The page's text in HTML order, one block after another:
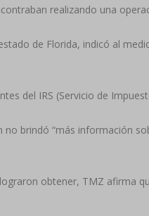
realizando una
de Florida, indicó al
del IRS (Servicio de
brindó “más información
obtener, TMZ afirma